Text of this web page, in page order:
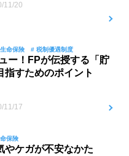
11/20
命保険 # 税制優遇制度
ー！FPが伝授する「貯
指すためのポイント
11/17
保険
やケガが不安なかた